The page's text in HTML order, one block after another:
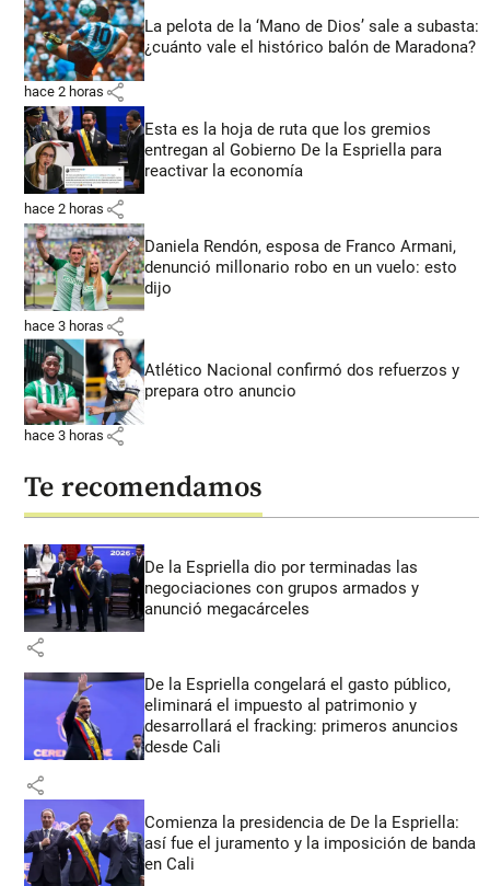
La pelota de la ‘Mano de Dios’ sale a subasta:
¿cuánto vale el histórico balón de Maradona?
hace 2 horas share
Esta es la hoja de ruta que los gremios
entregan al Gobierno De la Espriella para
reactivar la economía
hace 2 horas share
Daniela Rendón, esposa de Franco Armani,
denunció millonario robo en un vuelo: esto
dijo
hace 3 horas share
Atlético Nacional confirmó dos refuerzos y
prepara otro anuncio
hace 3 horas share
Te recomendamos
De la Espriella dio por terminadas las
negociaciones con grupos armados y
anunció megacárceles
share
De la Espriella congelará el gasto público,
eliminará el impuesto al patrimonio y
desarrollará el fracking: primeros anuncios
desde Cali
share
Comienza la presidencia de De la Espriella:
así fue el juramento y la imposición de banda
en Cali